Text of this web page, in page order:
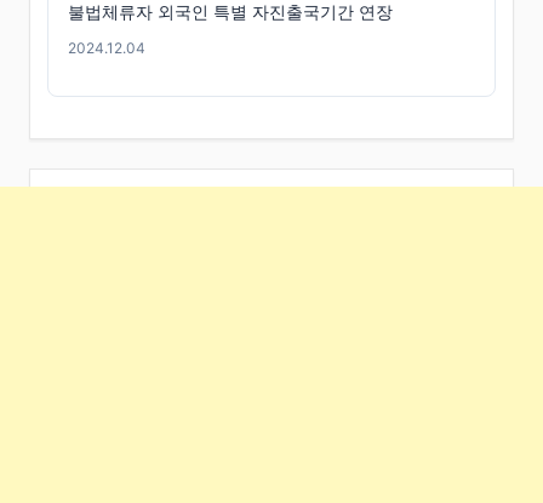
불법체류자 외국인 특별 자진출국기간 연장
2024.12.04